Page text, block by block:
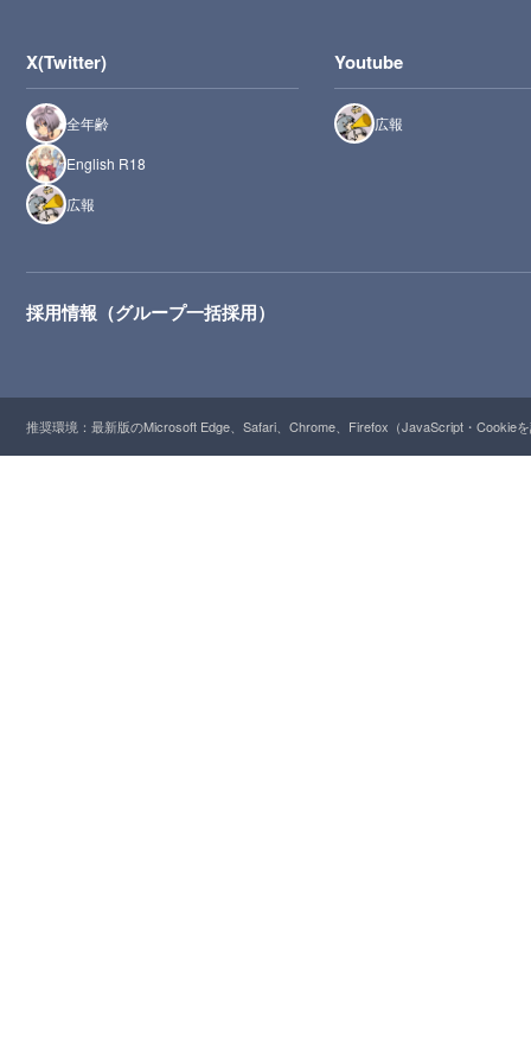
X(Twitter)
全年齢
English R18
広報
Youtube
広報
採用情報（グループ一括採用）
推奨環境：最新版のMicrosoft Edge、Safari、Chrome、Firefox（JavaScript・Cookie